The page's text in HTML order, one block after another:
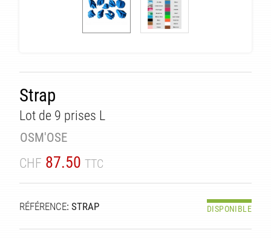
Strap
Lot de 9 prises L
OSM'OSE
CHF 87.50 TTC
RÉFÉRENCE: STRAP DISPONIBLE